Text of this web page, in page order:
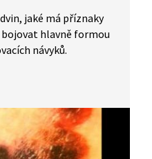
jaké má příznaky
bojovat hlavně formou
návyků.